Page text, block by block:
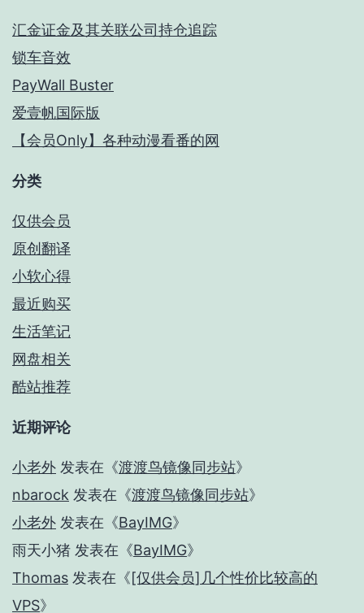
汇金证金及其关联公司持仓追踪
锁车音效
PayWall Buster
爱壹帆国际版
【会员Only】各种动漫看番的网
分类
仅供会员
原创翻译
小软心得
最近购买
生活笔记
网盘相关
酷站推荐
近期评论
小老外 发表在《渡渡鸟镜像同步站》
nbarock 发表在《渡渡鸟镜像同步站》
小老外 发表在《BayIMG》
雨天小猪 发表在《BayIMG》
Thomas 发表在《[仅供会员]几个性价比较高的
VPS》